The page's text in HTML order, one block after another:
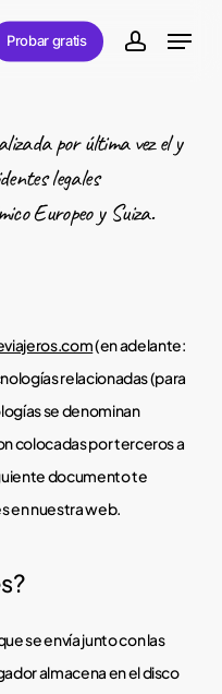
Probar gratis account
Menu
por última vez el y
legales
Europeo y Suiza.
(en adelante:
relacionadas (para
se denominan
colocadas por terceros a
documento te
en nuestra web.
se envía junto con las
almacena en el disco